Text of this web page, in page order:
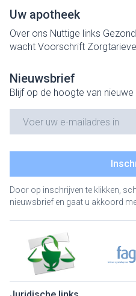
Uw apotheek
Over ons Nuttige links
wacht Voorschrift
Nieuwsbrief
Blijf op de hoogte van
Door op inschrijven te klikken,
nieuwsbrief en gaat u akkoord